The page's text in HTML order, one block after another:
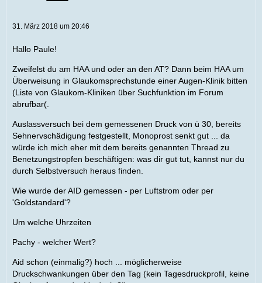
31. März 2018 um 20:46
Hallo Paule!
Zweifelst du am HAA und oder an den AT? Dann beim HAA um
Überweisung in Glaukomsprechstunde einer Augen-Klinik bitten
(Liste von Glaukom-Kliniken über Suchfunktion im Forum
abrufbar(.
Auslassversuch bei dem gemessenen Druck von ü 30, bereits
Sehnervschädigung festgestellt, Monoprost senkt gut ... da
würde ich mich eher mit dem bereits genannten Thread zu
Benetzungstropfen beschäftigen: was dir gut tut, kannst nur du
durch Selbstversuch heraus finden.
Wie wurde der AID gemessen - per Luftstrom oder per
'Goldstandard'?
Um welche Uhrzeiten
Pachy - welcher Wert?
Aid schon (einmalig?) hoch ... möglicherweise
Druckschwankungen über den Tag (kein Tagesdruckprofil, keine